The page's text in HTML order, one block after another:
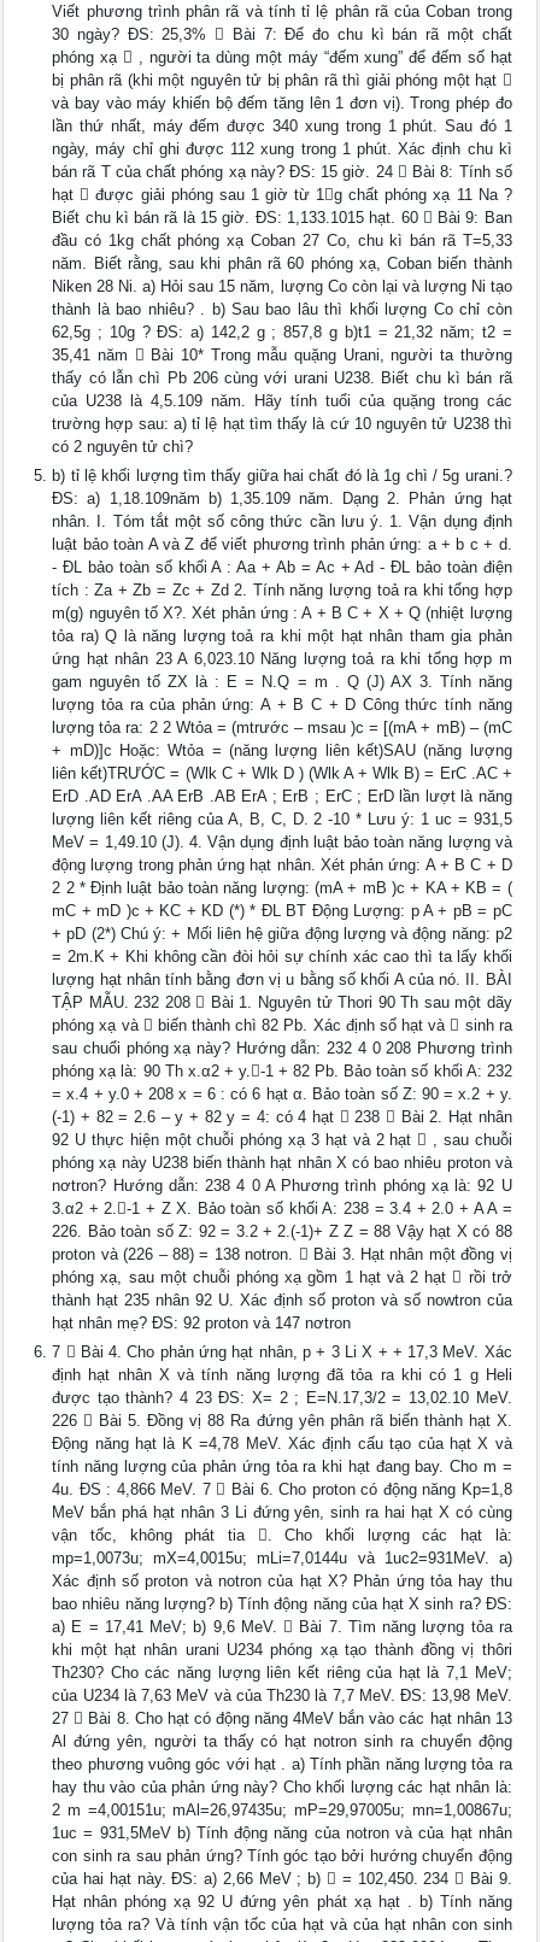
Viết phương trình phân rã và tính tỉ lệ phân rã của Coban trong
30 ngày? ĐS: 25,3%  Bài 7: Để đo chu kì bán rã một chất
phóng xạ  , người ta dùng một máy “đếm xung” để đếm số hạt
bị phân rã (khi một nguyên tử bị phân rã thì giải phóng một hạt 
và bay vào máy khiến bộ đếm tăng lên 1 đơn vị). Trong phép đo
lần thứ nhất, máy đếm được 340 xung trong 1 phút. Sau đó 1
ngày, máy chỉ ghi được 112 xung trong 1 phút. Xác định chu kì
bán rã T của chất phóng xạ này? ĐS: 15 giờ. 24  Bài 8: Tính số
hạt  được giải phóng sau 1 giờ từ 1g chất phóng xạ 11 Na ?
Biết chu kì bán rã là 15 giờ. ĐS: 1,133.1015 hạt. 60  Bài 9: Ban
đầu có 1kg chất phóng xạ Coban 27 Co, chu kì bán rã T=5,33
năm. Biết rằng, sau khi phân rã 60 phóng xạ, Coban biến thành
Niken 28 Ni. a) Hỏi sau 15 năm, lượng Co còn lại và lượng Ni tạo
thành là bao nhiêu? . b) Sau bao lâu thì khối lượng Co chỉ còn
62,5g ; 10g ? ĐS: a) 142,2 g ; 857,8 g b)t1 = 21,32 năm; t2 =
35,41 năm  Bài 10* Trong mẫu quặng Urani, người ta thường
thấy có lẫn chì Pb 206 cùng với urani U238. Biết chu kì bán rã
của U238 là 4,5.109 năm. Hãy tính tuổi của quặng trong các
trường hợp sau: a) tỉ lệ hạt tìm thấy là cứ 10 nguyên tử U238 thì
có 2 nguyên tử chì?
b) tỉ lệ khối lượng tìm thấy giữa hai chất đó là 1g chì / 5g urani.?
ĐS: a) 1,18.109năm b) 1,35.109 năm. Dạng 2. Phản ứng hạt
nhân. I. Tóm tắt một số công thức cần lưu ý. 1. Vận dụng định
luật bảo toàn A và Z để viết phương trình phản ứng: a + b c + d.
- ĐL bảo toàn số khối A : Aa + Ab = Ac + Ad - ĐL bảo toàn điện
tích : Za + Zb = Zc + Zd 2. Tính năng lượng toả ra khi tổng hợp
m(g) nguyên tố X?. Xét phản ứng : A + B C + X + Q (nhiệt lượng
tỏa ra) Q là năng lượng toả ra khi một hạt nhân tham gia phản
ứng hạt nhân 23 A 6,023.10 Năng lượng toả ra khi tổng hợp m
gam nguyên tố ZX là : E = N.Q = m . Q (J) AX 3. Tính năng
lượng tỏa ra của phản ứng: A + B C + D Công thức tính năng
lượng tỏa ra: 2 2 Wtỏa = (mtrước – msau )c = [(mA + mB) – (mC
+ mD)]c Hoặc: Wtỏa = (năng lượng liên kết)SAU (năng lượng
liên kết)TRƯỚC = (Wlk C + Wlk D ) (Wlk A + Wlk B) = ErC .AC +
ErD .AD ErA .AA ErB .AB ErA ; ErB ; ErC ; ErD lần lượt là năng
lượng liên kết riêng của A, B, C, D. 2 -10 * Lưu ý: 1 uc = 931,5
MeV = 1,49.10 (J). 4. Vận dụng định luật bảo toàn năng lượng và
động lượng trong phản ứng hạt nhân. Xét phản ứng: A + B C + D
2 2 * Định luật bảo toàn năng lượng: (mA + mB )c + KA + KB = (
mC + mD )c + KC + KD (*) * ĐL BT Động Lượng: p A + pB = pC
+ pD (2*) Chú ý: + Mối liên hệ giữa động lượng và động năng: p2
= 2m.K + Khi không cần đòi hỏi sự chính xác cao thì ta lấy khối
lượng hạt nhân tính bằng đơn vị u bằng số khối A của nó. II. BÀI
TẬP MẪU. 232 208  Bài 1. Nguyên tử Thori 90 Th sau một dãy
phóng xạ và  biến thành chì 82 Pb. Xác định số hạt và  sinh ra
sau chuổi phóng xạ này? Hướng dẫn: 232 4 0 208 Phương trình
phóng xạ là: 90 Th x.α2 + y.-1 + 82 Pb. Bảo toàn số khối A: 232
= x.4 + y.0 + 208 x = 6 : có 6 hạt α. Bảo toàn số Z: 90 = x.2 + y.
(-1) + 82 = 2.6 – y + 82 y = 4: có 4 hạt  238  Bài 2. Hạt nhân
92 U thực hiện một chuỗi phóng xạ 3 hạt và 2 hạt  , sau chuỗi
phóng xạ này U238 biến thành hạt nhân X có bao nhiêu proton và
nơtron? Hướng dẫn: 238 4 0 A Phương trình phóng xạ là: 92 U
3.α2 + 2.-1 + Z X. Bảo toàn số khối A: 238 = 3.4 + 2.0 + A A =
226. Bảo toàn số Z: 92 = 3.2 + 2.(-1)+ Z Z = 88 Vậy hạt X có 88
proton và (226 – 88) = 138 notron.  Bài 3. Hạt nhân một đồng vị
phóng xạ, sau một chuỗi phóng xạ gồm 1 hạt và 2 hạt  rồi trở
thành hạt 235 nhân 92 U. Xác định số proton và số nowtron của
hạt nhân mẹ? ĐS: 92 proton và 147 nơtron
7  Bài 4. Cho phản ứng hạt nhân, p + 3 Li X + + 17,3 MeV. Xác
định hạt nhân X và tính năng lượng đã tỏa ra khi có 1 g Heli
được tạo thành? 4 23 ĐS: X= 2 ; E=N.17,3/2 = 13,02.10 MeV.
226  Bài 5. Đồng vị 88 Ra đứng yên phân rã biến thành hạt X.
Động năng hạt là K =4,78 MeV. Xác định cấu tạo của hạt X và
tính năng lượng của phản ứng tỏa ra khi hạt đang bay. Cho m =
4u. ĐS : 4,866 MeV. 7  Bài 6. Cho proton có động năng Kp=1,8
MeV bắn phá hạt nhân 3 Li đứng yên, sinh ra hai hạt X có cùng
vận tốc, không phát tia . Cho khối lượng các hạt là:
mp=1,0073u; mX=4,0015u; mLi=7,0144u và 1uc2=931MeV. a)
Xác định số proton và notron của hạt X? Phản ứng tỏa hay thu
bao nhiêu năng lượng? b) Tính động năng của hạt X sinh ra? ĐS:
a) E = 17,41 MeV; b) 9,6 MeV.  Bài 7. Tìm năng lượng tỏa ra
khi một hạt nhân urani U234 phóng xạ tạo thành đồng vị thôri
Th230? Cho các năng lượng liên kết riêng của hạt là 7,1 MeV;
của U234 là 7,63 MeV và của Th230 là 7,7 MeV. ĐS: 13,98 MeV.
27  Bài 8. Cho hạt có động năng 4MeV bắn vào các hạt nhân 13
Al đứng yên, người ta thấy có hạt notron sinh ra chuyển động
theo phương vuông góc với hạt . a) Tính phần năng lượng tỏa ra
hay thu vào của phản ứng này? Cho khối lượng các hạt nhân là:
2 m =4,00151u; mAl=26,97435u; mP=29,97005u; mn=1,00867u;
1uc = 931,5MeV b) Tính động năng của notron và của hạt nhân
con sinh ra sau phản ứng? Tính góc tạo bởi hướng chuyển động
của hai hạt này. ĐS: a) 2,66 MeV ; b)  = 102,450. 234  Bài 9.
Hạt nhân phóng xạ 92 U đứng yên phát xạ hạt . b) Tính năng
lượng tỏa ra? Và tính vận tốc của hạt và của hạt nhân con sinh